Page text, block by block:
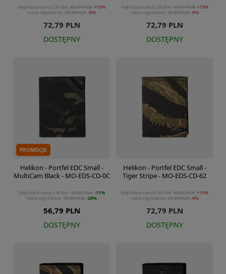
72,79 PLN
Najniższa cena z 30 dni: 63,91 PLN +13%
Cena regularna: 79,99 PLN -9%
DOSTĘPNY
72,79 PLN
Najniższa cena z 30 dni: 63,91 PLN +13%
Cena regularna: 79,99 PLN -9%
DOSTĘPNY
PROMOCJA
Helikon - Portfel EDC Small -
MultiCam Black - MO-EDS-CD-0C
56,79 PLN
Najniższa cena z 30 dni: 63,89 PLN -11%
Cena regularna: 79,99 PLN -29%
DOSTĘPNY
Helikon - Portfel EDC Small -
Tiger Stripe - MO-EDS-CD-62
72,79 PLN
Najniższa cena z 30 dni: 63,91 PLN +13%
Cena regularna: 79,99 PLN -9%
DOSTĘPNY